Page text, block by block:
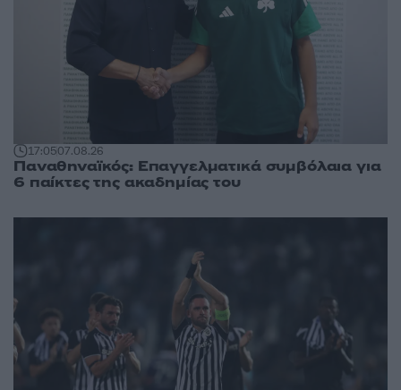
17:0507.08.26
Παναθηναϊκός: Επαγγελματικά συμβόλαια για
6 παίκτες της ακαδημίας του